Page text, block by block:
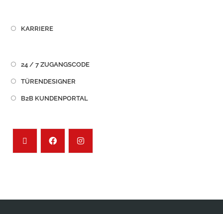
KARRIERE
24 / 7 ZUGANGSCODE
TÜRENDESIGNER
B2B KUNDENPORTAL